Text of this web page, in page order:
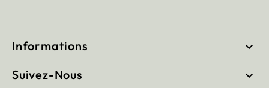
Informations 
Suivez-Nous 